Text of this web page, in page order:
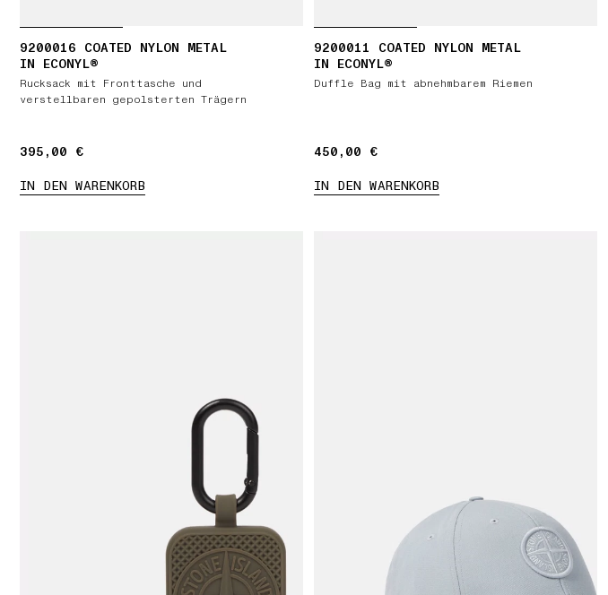
9200016 COATED NYLON METAL
IN ECONYL®
Rucksack mit Fronttasche und
verstellbaren gepolsterten Trägern
395,00 €
395,00 €
IN DEN WARENKORB
9200011 COATED NYLON METAL
IN ECONYL®
Duffle Bag mit abnehmbarem Riemen
450,00 €
450,00 €
IN DEN WARENKORB